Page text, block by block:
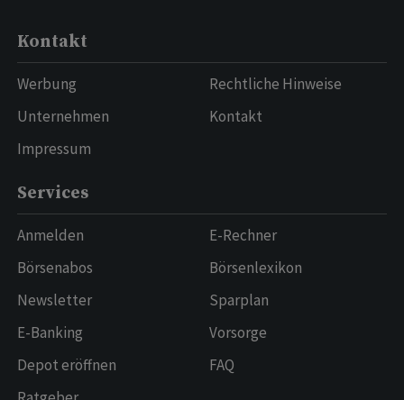
Kontakt
Werbung
Unternehmen
Impressum
Rechtliche Hinweise
Kontakt
Services
Anmelden
Börsenabos
Newsletter
E-Banking
Depot eröffnen
E-Rechner
Börsenlexikon
Sparplan
Vorsorge
FAQ